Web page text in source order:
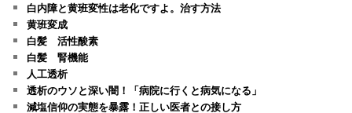
白内障と黄班変性は老化ですよ。治す方法
黄班変成
白髪 活性酸素
白髪 腎機能
人工透析
透析のウソと深い闇！「病院に行くと病気になる」
減塩信仰の実態を暴露！正しい医者との接し方